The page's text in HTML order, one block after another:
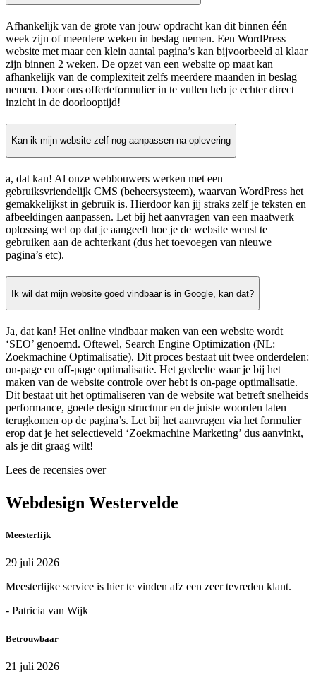
Afhankelijk van de grote van jouw opdracht kan dit binnen één
week zijn of meerdere weken in beslag nemen. Een WordPress
website met maar een klein aantal pagina’s kan bijvoorbeeld al klaar
zijn binnen 2 weken. De opzet van een website op maat kan
afhankelijk van de complexiteit zelfs meerdere maanden in beslag
nemen. Door ons offerteformulier in te vullen heb je echter direct
inzicht in de doorlooptijd!
Kan ik mijn website zelf nog aanpassen na oplevering
a, dat kan! Al onze webbouwers werken met een
gebruiksvriendelijk CMS (beheersysteem), waarvan WordPress het
gemakkelijkst in gebruik is. Hierdoor kan jij straks zelf je teksten en
afbeeldingen aanpassen. Let bij het aanvragen van een maatwerk
oplossing wel op dat je aangeeft hoe je de website wenst te
gebruiken aan de achterkant (dus het toevoegen van nieuwe
pagina’s etc).
Ik wil dat mijn website goed vindbaar is in Google, kan dat?
Ja, dat kan! Het online vindbaar maken van een website wordt
‘SEO’ genoemd. Oftewel, Search Engine Optimization (NL:
Zoekmachine Optimalisatie). Dit proces bestaat uit twee onderdelen:
on-page en off-page optimalisatie. Het gedeelte waar je bij het
maken van de website controle over hebt is on-page optimalisatie.
Dit bestaat uit het optimaliseren van de website wat betreft snelheids
performance, goede design structuur en de juiste woorden laten
terugkomen op de pagina’s. Let bij het aanvragen via het formulier
erop dat je het selectieveld ‘Zoekmachine Marketing’ dus aanvinkt,
als je dit graag wilt!
Lees de recensies over
Webdesign Westervelde
Meesterlijk
29 juli 2026
Meesterlijke service is hier te vinden afz een zeer tevreden klant.
- Patricia van Wijk
Betrouwbaar
21 juli 2026